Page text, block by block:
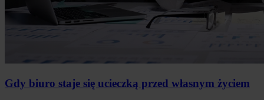
Gdy biuro staje się ucieczką przed własnym życiem